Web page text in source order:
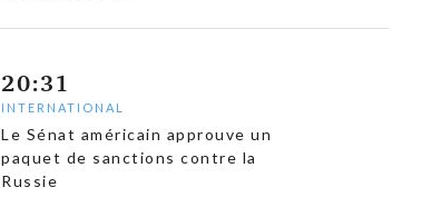
20:31
INTERNATIONAL
Le Sénat américain approuve un
paquet de sanctions contre la
Russie